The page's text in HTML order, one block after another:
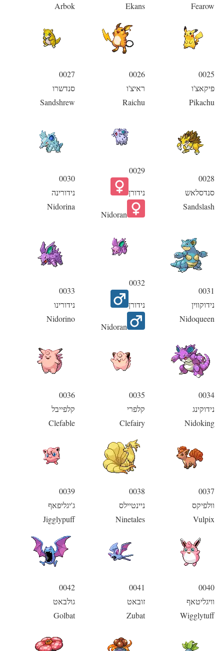
Fearow
Ekans
Arbok
0025
פיקאצ'ו
Pikachu
0026
ראיצ'ו
Raichu
0027
סנדשרו
Sandshrew
0028
סנדסלאש
Sandslash
0029
נידורן
Nidoran
0030
נידורינה
Nidorina
0031
נידוקווין
Nidoqueen
0032
נידורן
Nidoran
0033
נידורינו
Nidorino
0034
נידוקינג
Nidoking
0035
קלפרי
Clefairy
0036
קלפייבל
Clefable
0037
וולפיקס
Vulpix
0038
ניינטיילס
Ninetales
0039
ג'יגליפאף
Jigglypuff
0040
וויגליטאף
Wigglytuff
0041
זובאט
Zubat
0042
גולבאט
Golbat